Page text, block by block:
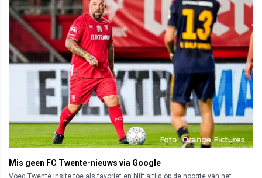
Mis geen FC Twente-nieuws via Google
Voeg Twente Insite toe als favoriet en blijf altijd op de hoogte van het